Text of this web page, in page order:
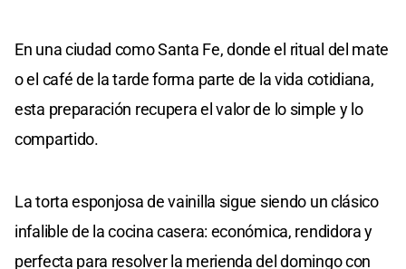
En una ciudad como Santa Fe, donde el ritual del mate
o el café de la tarde forma parte de la vida cotidiana,
esta preparación recupera el valor de lo simple y lo
compartido.
La torta esponjosa de vainilla sigue siendo un clásico
infalible de la cocina casera: económica, rendidora y
perfecta para resolver la merienda del domingo con